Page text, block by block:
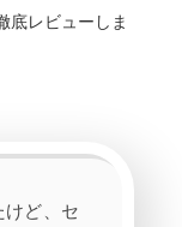
底レビューしま
けど、セ